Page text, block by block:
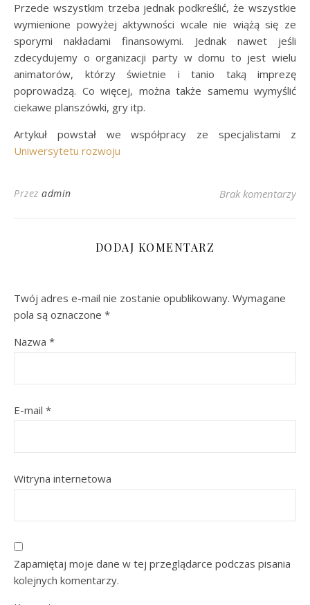
Przede wszystkim trzeba jednak podkreślić, że wszystkie
wymienione powyżej aktywności wcale nie wiążą się ze
sporymi nakładami finansowymi. Jednak nawet jeśli
zdecydujemy o organizacji party w domu to jest wielu
animatorów, którzy świetnie i tanio taką imprezę
poprowadzą. Co więcej, można także samemu wymyślić
ciekawe planszówki, gry itp.
Artykuł powstał we współpracy ze specjalistami z
Uniwersytetu rozwoju
Przez admin Brak komentarzy
DODAJ KOMENTARZ
Twój adres e-mail nie zostanie opublikowany. Wymagane
pola są oznaczone *
Nazwa *
E-mail *
Witryna internetowa
Zapamiętaj moje dane w tej przeglądarce podczas pisania
kolejnych komentarzy.